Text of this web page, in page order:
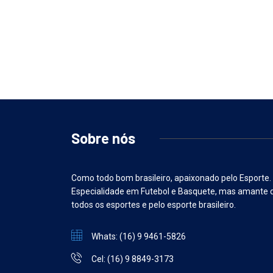
Sobre nós
Como todo bom brasileiro, apaixonado pelo Esporte.
Especialidade em Futebol e Basquete, mas amante
todos os esportes e pelo esporte brasileiro.
Whats: (16) 9 9461-5826
Cel: (16) 9 8849-3173